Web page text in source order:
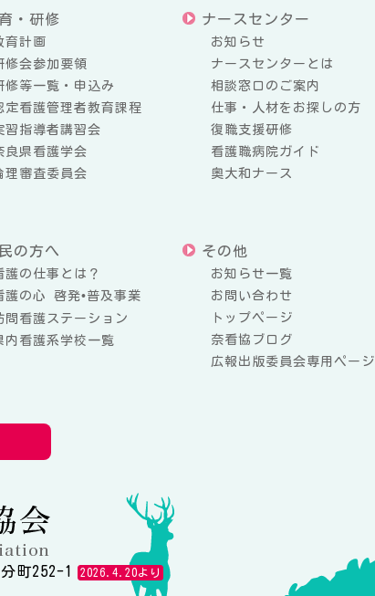
・研修
育計画
修会参加要領
修等一覧・申込み
定看護管理者教育課程
習指導者講習会
良県看護学会
理審査委員会
ナースセンター
お知らせ
ナースセンターとは
相談窓口のご案内
仕事・人材をお探しの方
復職支援研修
看護職病院ガイド
奥大和ナース
の方へ
護の仕事とは？
護の心 啓発•普及事業
問看護ステーション
内看護系学校一覧
その他
お知らせ一覧
お問い合わせ
トップページ
奈看協ブログ
広報出版委員会専用ページ
町252-1 2026.4.20より